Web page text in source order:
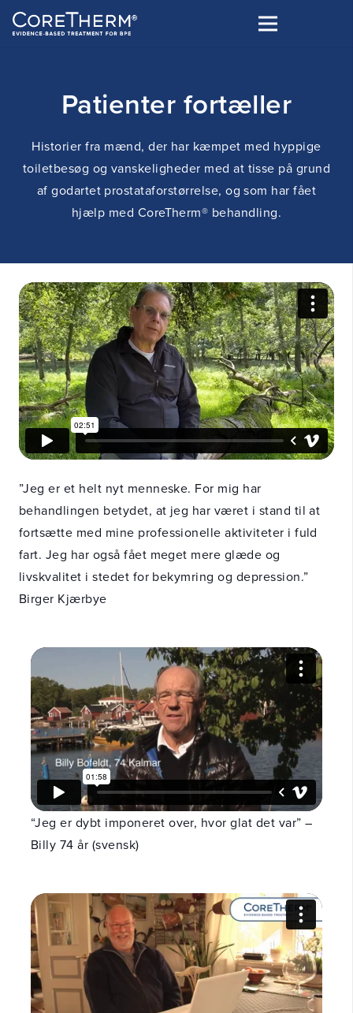
Patienter fortæller
Historier fra mænd, der har kæmpet med hyppige
toiletbesøg og vanskeligheder med at tisse på grund
af godartet prostataforstørrelse, og som har fået
hjælp med CoreTherm® behandling.
”Jeg er et helt nyt menneske. For mig har
behandlingen betydet, at jeg har været i stand til at
fortsætte med mine professionelle aktiviteter i fuld
fart. Jeg har også fået meget mere glæde og
livskvalitet i stedet for bekymring og depression.”
Birger Kjærbye
“Jeg er dybt imponeret over, hvor glat det var” –
Billy 74 år (svensk)